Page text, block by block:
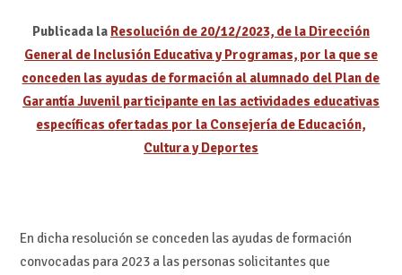
Publicada la Resolución de 20/12/2023, de la Dirección
General de Inclusión Educativa y Programas, por la que se
conceden las ayudas de formación al alumnado del Plan de
Garantía Juvenil participante en las actividades educativas
específicas ofertadas por la Consejería de Educación,
Cultura y Deportes
En dicha resolución se conceden las ayudas de formación
convocadas para 2023 a las personas solicitantes que